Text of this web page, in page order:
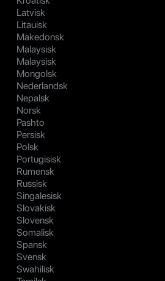
Latvisk
Litauisk
Makedonsk
Malaysisk
Malaysisk
Mongolsk
Nederlandsk
Nepalsk
Norsk
Pashto
Persisk
Polsk
Portugisisk
Rumensk
Russisk
Singalesisk
Slovakisk
Slovensk
Somalisk
Spansk
Svensk
Swahilisk